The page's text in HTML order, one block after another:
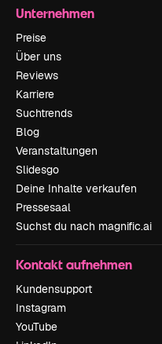
Unternehmen
Preise
Über uns
Reviews
Karriere
Suchtrends
Blog
Veranstaltungen
Slidesgo
Deine Inhalte verkaufen
Pressesaal
Suchst du nach magnific.ai
Kontakt aufnehmen
Kundensupport
Instagram
YouTube